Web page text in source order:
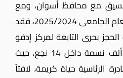
مع محافظ أسوان، ومع
بداية أول يوم للدراسة للعام الجامعى 2025/2024، فقد
بحرى التابعة لمركز إدفو
حيث إستهدفت نحو 53 ألف نسمة داخل 14 نجع، حيث
الرئاسية حياة كريمة، لافتاً